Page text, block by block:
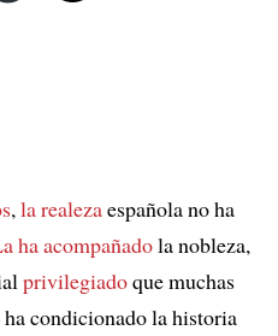
, la realezaespañola no ha
ha acompañadola nobleza,
privilegiadoque muchas
condicionado la historia